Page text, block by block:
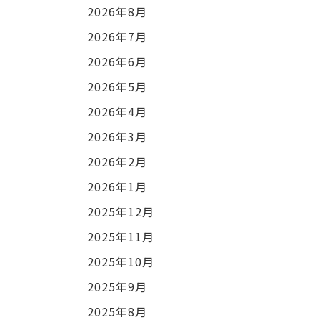
2026年8月
2026年7月
2026年6月
2026年5月
2026年4月
2026年3月
2026年2月
2026年1月
2025年12月
2025年11月
2025年10月
2025年9月
2025年8月